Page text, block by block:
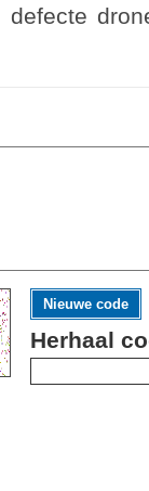
Nieuwe code
Herhaal